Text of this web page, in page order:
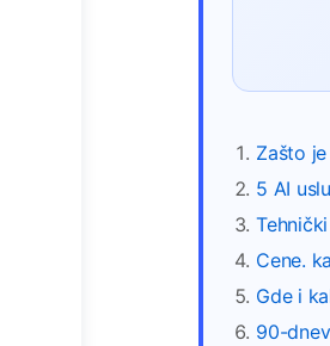
Zašto
5 AI
Cene.
Gde i
90-